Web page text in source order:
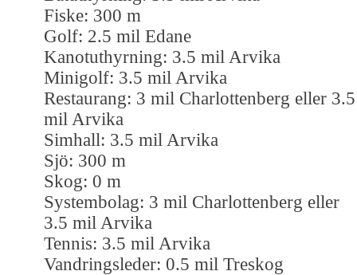
Fiske: 300 m
Golf: 2.5 mil Edane
Kanotuthyrning: 3.5 mil Arvika
Minigolf: 3.5 mil Arvika
Restaurang: 3 mil Charlottenberg eller 3.5
mil Arvika
Simhall: 3.5 mil Arvika
Sjö: 300 m
Skog: 0 m
Systembolag: 3 mil Charlottenberg eller
3.5 mil Arvika
Tennis: 3.5 mil Arvika
Vandringsleder: 0.5 mil Treskog